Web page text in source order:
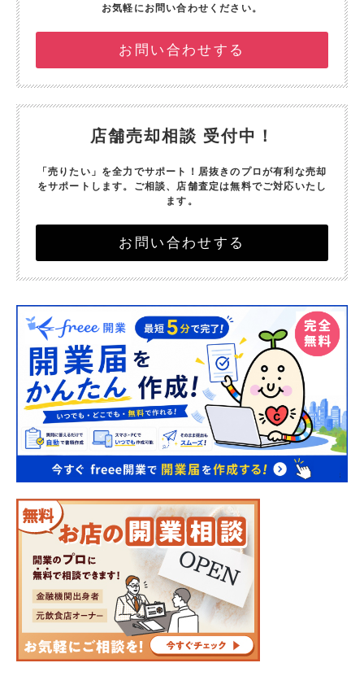
お気軽にお問い合わせください。
お問い合わせする
店舗売却相談 受付中！
「売りたい」を全力でサポート！ 居抜きのプロが有利な売却
をサポートします。 ご相談、店舗査定は無料でご対応いたし
ます。
お問い合わせする